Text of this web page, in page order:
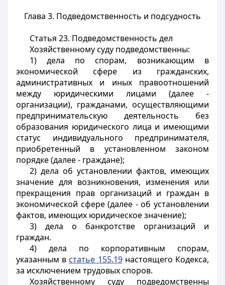
Глава 3. Подведомственность и подсудность
Статья 23. Подведомственность дел
Хозяйственному суду подведомственны:
1) дела по спорам, возникающим в
экономической сфере из гражданских,
административных и иных правоотношений
между юридическими лицами (далее -
организации), гражданами, осуществляющими
предпринимательскую деятельность без
образования юридического лица и имеющими
статус индивидуального предпринимателя,
приобретенный в установленном законом
порядке (далее - граждане);
2) дела об установлении фактов, имеющих
значение для возникновения, изменения или
прекращения прав организаций и граждан в
экономической сфере (далее - об установлении
фактов, имеющих юридическое значение);
3) дела о банкротстве организаций и
граждан.
4) дела по корпоративным спорам,
указанным в статье 155.19настоящего Кодекса,
за исключением трудовых споров.
Хозяйственному суду подведомственны